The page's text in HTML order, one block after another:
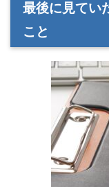
最後に見てい
こと